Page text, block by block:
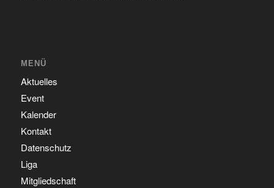
MENÜ
Aktuelles
Event
Kalender
Kontakt
Datenschutz
Liga
Mitgliedschaft